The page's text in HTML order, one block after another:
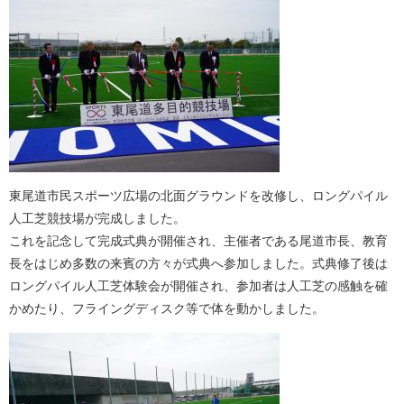
東尾道市民スポーツ広場の北面グラウンドを改修し、ロングパイル
人工芝競技場が完成しました。
これを記念して完成式典が開催され、主催者である尾道市長、教育
長をはじめ多数の来賓の方々が式典へ参加しました。式典修了後は
ロングパイル人工芝体験会が開催され、参加者は人工芝の感触を確
かめたり、フライングディスク等で体を動かしました。